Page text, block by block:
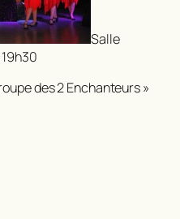
Salle
des 2 Enchanteurs »